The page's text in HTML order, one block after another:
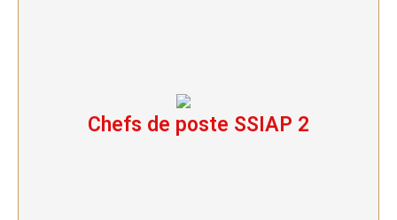
Chefs de poste SSIAP 2
Chefs de poste SSIAP 2